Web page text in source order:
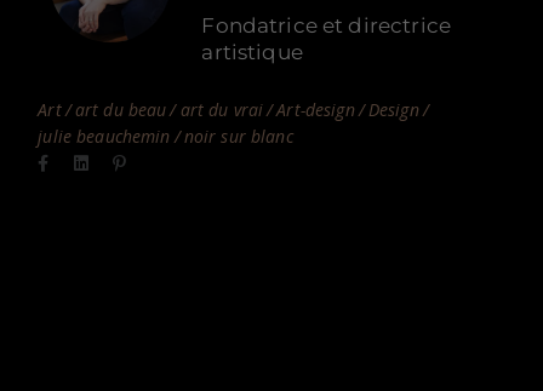
Fondatrice et directrice
artistique
Art art du beau art du vrai Art-design
Design
julie beauchemin
noir sur blanc